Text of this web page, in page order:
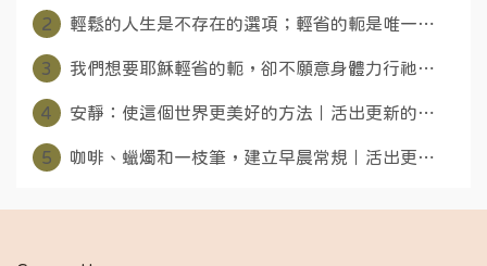
2 輕鬆的人生是不存在的選項；輕省的軛是唯一⋯
3 我們想要耶穌輕省的軛，卻不願意身體力行祂⋯
4 安靜：使這個世界更美好的方法｜活出更新的⋯
5 咖啡、蠟燭和一枝筆，建立早晨常規｜活出更⋯